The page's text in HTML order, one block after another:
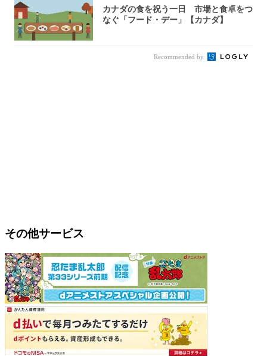
カナダの食を祝う一日 市場と食卓をつ
なぐ「フード・デー」【カナダ】
Recommended by
その他サービス